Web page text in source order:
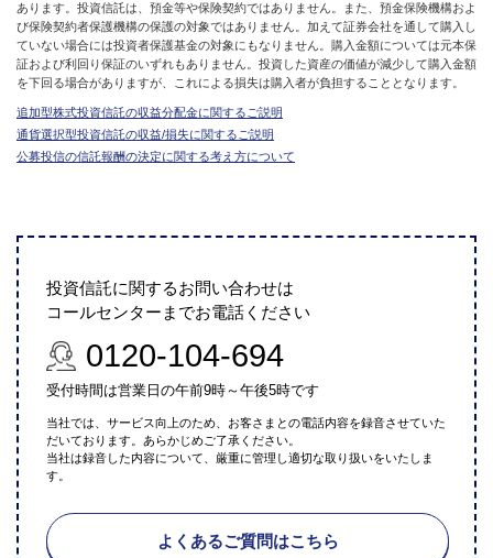
あります。投資信託は、預金等や保険契約ではありません。また、預金保険機構およ
び保険契約者保護機構の保護の対象ではありません。加えて証券会社を通して購入し
ていない場合には投資者保護基金の対象にもなりません。購入金額については元本保
証および利回り保証のいずれもありません。投資した資産の価値が減少して購入金額
を下回る場合がありますが、これによる損失は購入者が負担することとなります。
追加型株式投資信託の収益分配金に関するご説明
通貨選択型投資信託の収益/損失に関するご説明
公募投信の信託報酬の決定に関する考え方について
投資信託に関するお問い合わせは
コールセンターまでお電話ください
0120-104-694
受付時間は営業日の午前9時～午後5時です
当社では、サービス向上のため、お客さまとの電話内容を録音させていた
だいております。あらかじめご了承ください。
当社は録音した内容について、厳重に管理し適切な取り扱いをいたしま
す。
よくあるご質問はこちら